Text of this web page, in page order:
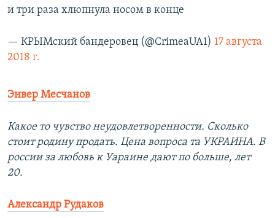
и три раза хлюпнула носом в конце
— КРЫМский бандеровец (@CrimeaUA1) 17 августа
2018 г.
Энвер Месчанов
Какое то чувство неудовлетворенности. Сколько
стоит родину продать. Цена вопроса та УКРАИНА. В
россии за любовь к Уараине дают по больше, лет
20.
Александр Рудаков